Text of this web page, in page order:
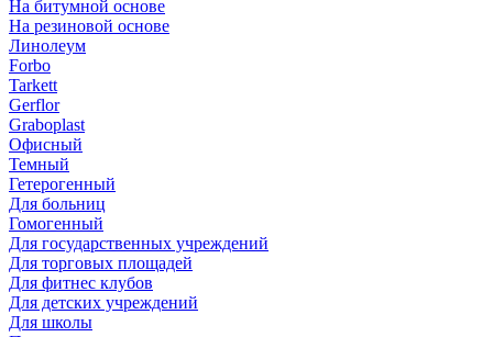
На битумной основе
На резиновой основе
Линолеум
Forbo
Tarkett
Gerflor
Graboplast
Офисный
Темный
Гетерогенный
Для больниц
Гомогенный
Для государственных учреждений
Для торговых площадей
Для фитнес клубов
Для детских учреждений
Для школы